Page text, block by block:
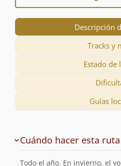
Descripción
Tracks y
Estado de
Guías
de
la
Cuándo hacer esta ruta
Todo el año. En invierno, el